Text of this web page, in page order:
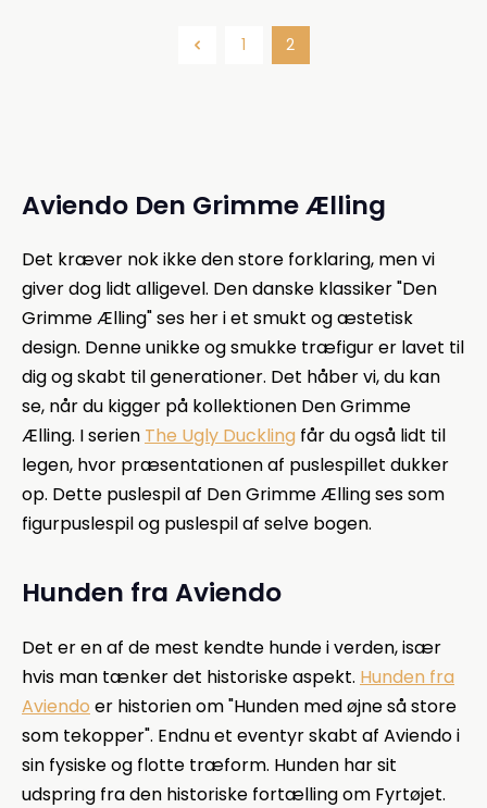
Side
1 Side
2
Aviendo Den Grimme Ælling
Det kræver nok ikke den store forklaring, men vi
giver dog lidt alligevel. Den danske klassiker "Den
Grimme Ælling" ses her i et smukt og æstetisk
design. Denne unikke og smukke træfigur er lavet til
dig og skabt til generationer. Det håber vi, du kan
se, når du kigger på kollektionen Den Grimme
Ælling. I serien The Ugly Duckling får du også lidt til
legen, hvor præsentationen af puslespillet dukker
op. Dette puslespil af Den Grimme Ælling ses som
figurpuslespil og puslespil af selve bogen.
Hunden fra Aviendo
Det er en af de mest kendte hunde i verden, især
hvis man tænker det historiske aspekt. Hunden fra
Aviendo er historien om "Hunden med øjne så store
som tekopper". Endnu et eventyr skabt af Aviendo i
sin fysiske og flotte træform. Hunden har sit
udspring fra den historiske fortælling om Fyrtøjet.